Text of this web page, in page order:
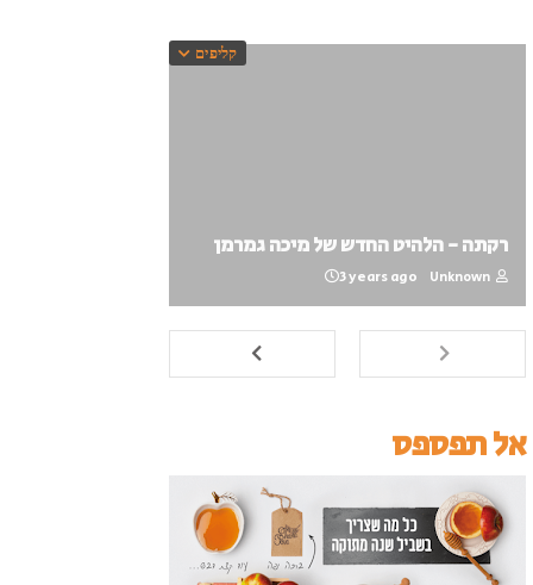
קליפים
רקתה - הלהיט החדש של מיכה גמרמן
Unknown
3 years ago
אל תפספס